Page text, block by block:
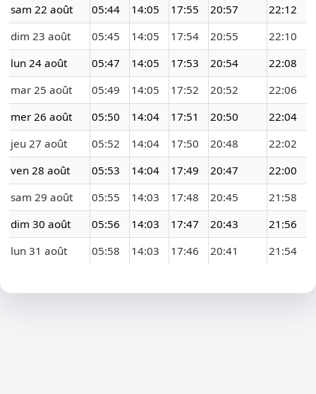
sam 22 août
05:44 14:05 17:55 20:57
22:12
dim 23 août
05:45 14:05 17:54 20:55
22:10
lun 24 août
05:47 14:05 17:53 20:54
22:08
mar 25 août
05:49 14:05 17:52 20:52
22:06
mer 26 août
05:50 14:04 17:51 20:50
22:04
jeu 27 août
05:52 14:04 17:50 20:48
22:02
ven 28 août
05:53 14:04 17:49 20:47
22:00
sam 29 août
05:55 14:03 17:48 20:45
21:58
dim 30 août
05:56 14:03 17:47 20:43
21:56
lun 31 août
05:58 14:03 17:46 20:41 21:54